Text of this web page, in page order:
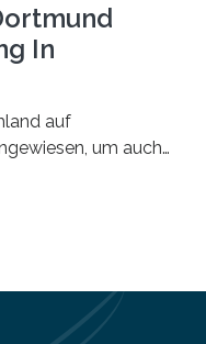
In
auf
um auch
Batteriezellen,
und
Zehn- bis